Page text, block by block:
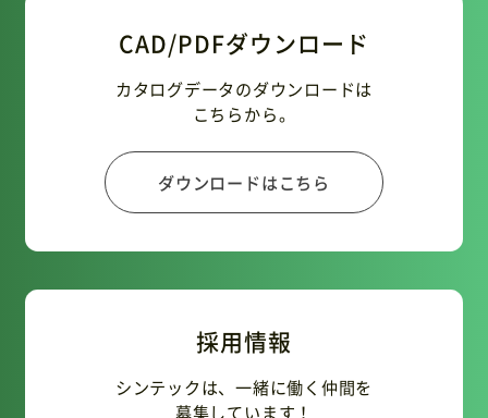
CAD/PDFダウンロード
カタログデータのダウンロードは
こちらから。
ダウンロードはこちら
採用情報
シンテックは、一緒に働く仲間を
募集しています！